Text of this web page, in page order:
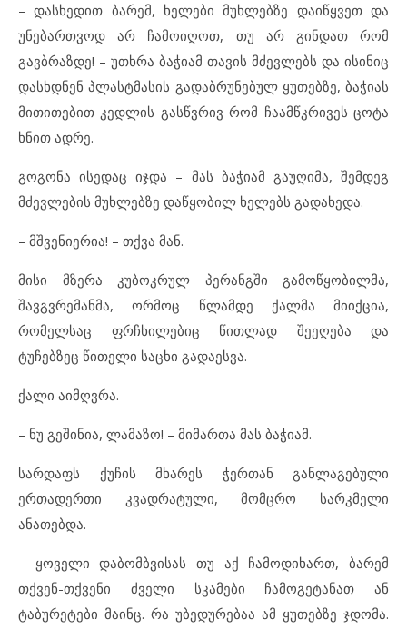
– დასხედით ბარემ, ხელები მუხლებზე დაიწყვეთ და
უნებართვოდ არ ჩამოიღოთ, თუ არ გინდათ რომ
გავბრაზდე! – უთხრა ბაჭიამ თავის მძევლებს და ისინიც
დასხდნენ პლასტმასის გადაბრუნებულ ყუთებზე, ბაჭიას
მითითებით კედლის გასწვრივ რომ ჩაამწკრივეს ცოტა
ხნით ადრე.
გოგონა ისედაც იჯდა – მას ბაჭიამ გაუღიმა, შემდეგ
მძევლების მუხლებზე დაწყობილ ხელებს გადახედა.
– მშვენიერია! – თქვა მან.
მისი მზერა კუბოკრულ პერანგში გამოწყობილმა,
შავგვრემანმა, ორმოც წლამდე ქალმა მიიქცია,
რომელსაც ფრჩხილებიც წითლად შეეღება და
ტუჩებზეც წითელი საცხი გადაესვა.
ქალი აიმღვრა.
– ნუ გეშინია, ლამაზო! – მიმართა მას ბაჭიამ.
სარდაფს ქუჩის მხარეს ჭერთან განლაგებული
ერთადერთი კვადრატული, მომცრო სარკმელი
ანათებდა.
– ყოველი დაბომბვისას თუ აქ ჩამოდიხართ, ბარემ
თქვენ-თქვენი ძველი სკამები ჩამოგეტანათ ან
ტაბურეტები მაინც. რა უბედურებაა ამ ყუთებზე ჯდომა.